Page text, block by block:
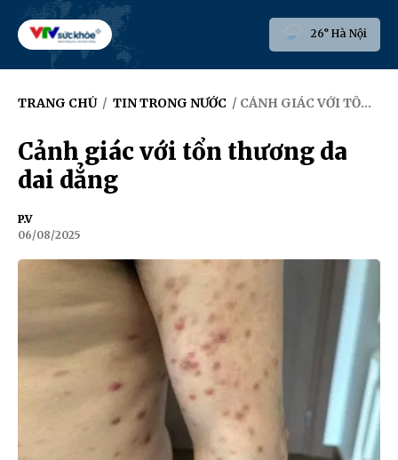
26° Hà Nội
TRANG CHỦ / TIN TRONG NƯỚC / CẢNH GIÁC VỚI TỔN THƯƠNG DA DAI DẲNG
Cảnh giác với tổn thương da
dai dẳng
P.V
06/08/2025